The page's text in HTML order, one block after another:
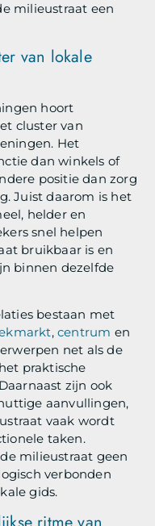
milieustraat een
van lokale
hoort
cluster van
Het
dan winkels of
positie dan zorg
Juist daarom is het
helder en
snel helpen
bruikbaar is en
binnen dezelfde
bestaan met
,centrum en
net als de
praktische
zijn ook
aanvullingen,
vaak wordt
taken.
milieustraat geen
verbonden
gids.